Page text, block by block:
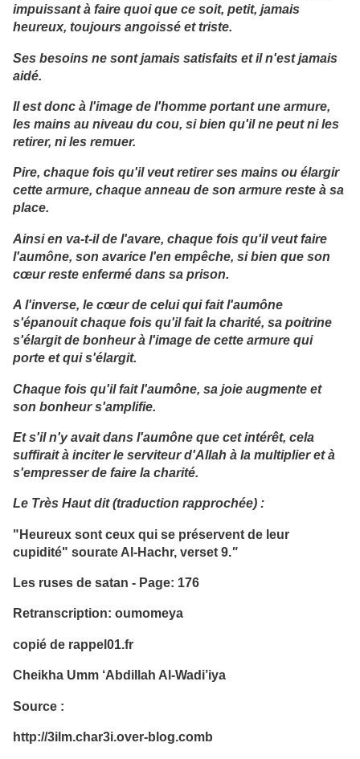
impuissant à faire quoi que ce soit, petit, jamais
heureux, toujours angoissé et triste.
Ses besoins ne sont jamais satisfaits et il n'est jamais
aidé.
Il est donc à l'image de l'homme portant une armure,
les mains au niveau du cou, si bien qu'il ne peut ni les
retirer, ni les remuer.
Pire, chaque fois qu'il veut retirer ses mains ou élargir
cette armure, chaque anneau de son armure reste à sa
place.
Ainsi en va-t-il de l'avare, chaque fois qu'il veut faire
l'aumône, son avarice l'en empêche, si bien que son
cœur reste enfermé dans sa prison.
A l'inverse, le cœur de celui qui fait l'aumône
s'épanouit chaque fois qu'il fait la charité, sa poitrine
s'élargit de bonheur à l'image de cette armure qui
porte et qui s'élargit.
Chaque fois qu'il fait l'aumône, sa joie augmente et
son bonheur s'amplifie.
Et s'il n'y avait dans l'aumône que cet intérêt, cela
suffirait à inciter le serviteur d'Allah à la multiplier et à
s'empresser de faire la charité.
Le Très Haut dit (traduction rapprochée) :
"Heureux sont ceux qui se préservent de leur
cupidité" sourate Al-Hachr, verset 9."
Les ruses de satan - Page: 176
Retranscription: oumomeya
copié de rappel01.fr
Cheikha Umm ‘Abdillah Al-Wadi’iya
Source :
http://3ilm.char3i.over-blog.comb